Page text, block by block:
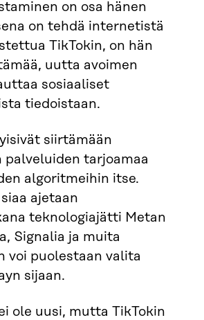
on osa hänen
on tehdä internetistä
TikTokin, on hän
uutta avoimen
sosiaaliset
tiedoistaan.
siirtämään
tarjoamaa
algoritmeihin itse.
ajetaan
teknologiajätti Metan
Signalia ja muita
voi puolestaan valita
sijaan.
ole uusi, mutta TikTokin